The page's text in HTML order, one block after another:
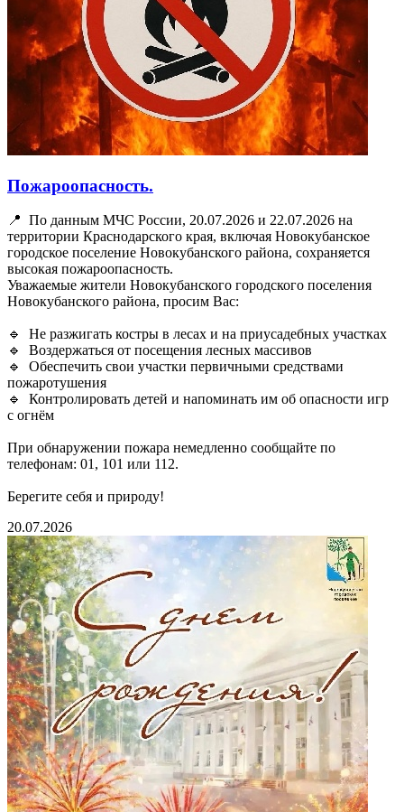
Пожароопасность.
📍 По данным МЧС России, 20.07.2026 и 22.07.2026 на
территории Краснодарского края, включая Новокубанское
городское поселение Новокубанского района, сохраняется
высокая пожароопасность.
Уважаемые жители Новокубанского городского поселения
Новокубанского района, просим Вас:
🔹 Не разжигать костры в лесах и на приусадебных участках
🔹 Воздержаться от посещения лесных массивов
🔹 Обеспечить свои участки первичными средствами
пожаротушения
🔹 Контролировать детей и напоминать им об опасности игр
с огнём
При обнаружении пожара немедленно сообщайте по
телефонам: 01, 101 или 112.
Берегите себя и природу!
20.07.2026